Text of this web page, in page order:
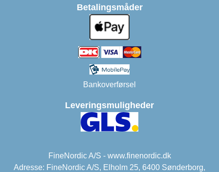
Betalingsmåder
Bankoverførsel
Leveringsmuligheder
FineNordic A/S - www.finenordic.dk
Adresse: FineNordic A/S, Elholm 25, 6400 Sønderborg,